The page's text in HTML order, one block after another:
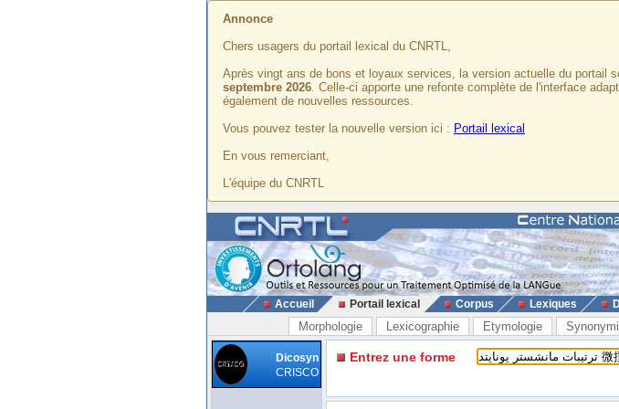
Annonce
Chers usagers du portail lexical du CNRTL,
Après vingt ans de bons et loyaux services, la version actuelle du portail
septembre 2026. Celle-ci apporte une refonte complète de l'interface
également de nouvelles ressources.
Vous pouvez tester la nouvelle version ici : Portail lexical
En vous remerciant,
L'équipe du CNRTL
Accueil Portail lexical Corpus Lexiques
Morphologie Lexicographie Etymologie
Dicosyn
CRISCO
Entrez une forme